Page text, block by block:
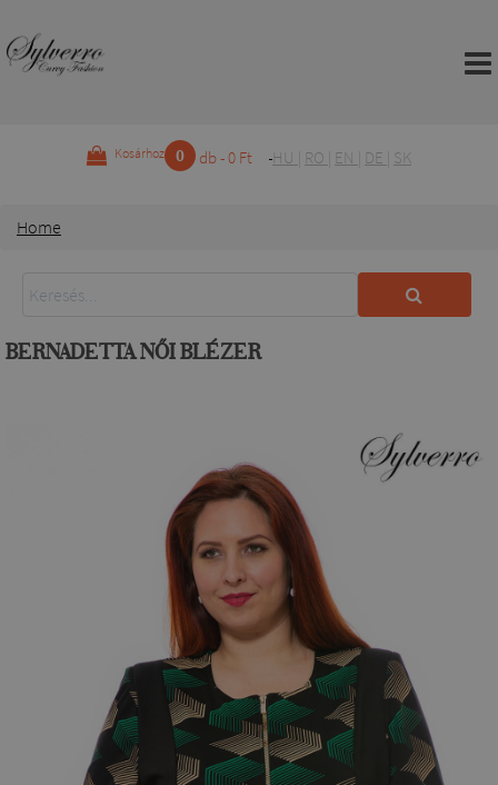
Kosárhoz 0 db - 0 Ft HU RO EN DE SK
Home
BERNADETTA NŐI BLÉZER